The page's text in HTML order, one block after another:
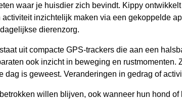
waar je huisdier zich bevindt. Kippy
inzichtelijk maken via een gekoppelde
dierenzorg.
uit compacte GPS-trackers die aan een
ook inzicht in beweging en
dag is geweest. Veranderingen in gedrag of
willen blijven, ook wanneer hun hond